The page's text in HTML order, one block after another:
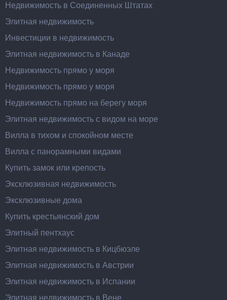
Недвижимость в Соединенных Штатах
Элитная недвижимость
Инвестиции в недвижимость
Элитная недвижимость в Канаде
Недвижимость прямо у моря
Недвижимость прямо у моря
Недвижимость прямо на берегу моря
Элитная недвижимость с видом на море
Вилла в тихом и спокойном месте
Вилла с панорамными видами
Купить замок или крепость
Эксклюзивная недвижимость
Эксклюзивные дома
Купить крестьянский дом
Элитный пентхаус
Элитная недвижимость в Кицбюэле
Элитная недвижимость в Австрии
Элитная недвижимость в Испании
Элитная недвижимость в Вене